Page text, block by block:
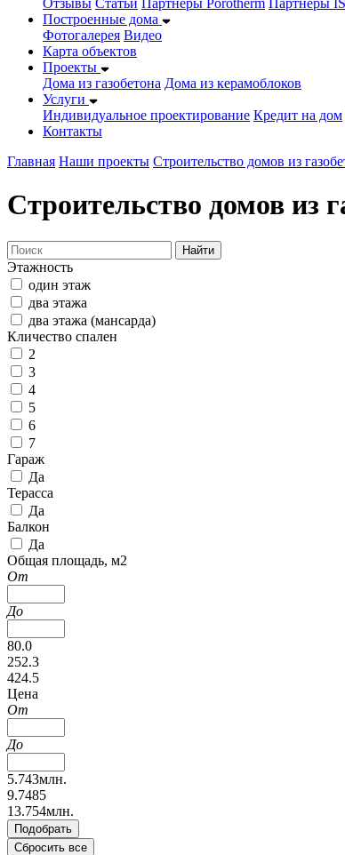
Отзывы Статьи Партнеры Porotherm Партнеры
Построенные дома
Фотогалерея Видео
Карта объектов
Проекты
Дома из газобетонa Дома из керамоблоков
Услуги
Индивидуальное проектирование Кредит на дом
Контакты
Главная Наши проекты Строительство домов из
Строительство домов из
Найти
Этажность
один этаж
два этажа
два этажа (мансарда)
Кличество спален
2
3
4
5
6
7
Гараж
Да
Терасса
Да
Балкон
Да
Общая площадь, м2
От
До
80.0
252.3
424.5
Цена
От
До
5.743млн.
9.7485
13.754млн.